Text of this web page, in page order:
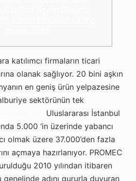
katılımcı firmaların ticari
olanak sağlıyor. 20 bini aşkın
en geniş ürün yelpazesine
sektörünün tek
Uluslararası İstanbul
5.000 ‘in üzerinde yabancı
olmak üzere 37.000’den fazla
açmaya hazırlanıyor. PROMEC
2010 yılından itibaren
adını gururla duyuran